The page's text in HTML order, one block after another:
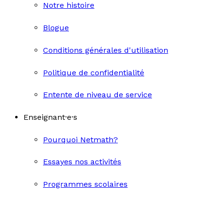
Notre histoire
Blogue
Conditions générales d'utilisation
Politique de confidentialité
Entente de niveau de service
Enseignant·e·s
Pourquoi Netmath?
Essayes nos activités
Programmes scolaires